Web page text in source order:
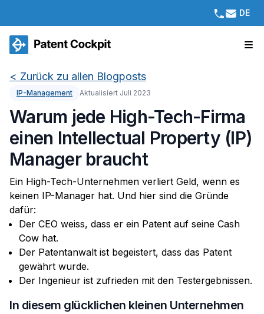
DE
< Zurück zu allen Blogposts
IP-Management Aktualisiert Juli 2023
Warum jede High-Tech-Firma
einen Intellectual Property (IP)
Manager braucht
Ein High-Tech-Unternehmen verliert Geld, wenn es
keinen IP-Manager hat. Und hier sind die Gründe
dafür:
Der CEO weiss, dass er ein Patent auf seine Cash
Cow hat.
Der Patentanwalt ist begeistert, dass das Patent
gewährt wurde.
Der Ingenieur ist zufrieden mit den Testergebnissen.
In diesem glücklichen kleinen Unternehmen